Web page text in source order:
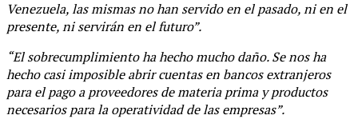
Venezuela, las mismas no han servido en el pasado, ni en el
presente, ni servirán en el futuro”.
“El sobrecumplimiento ha hecho mucho daño. Se nos ha
hecho casi imposible abrir cuentas en bancos extranjeros
para el pago a proveedores de materia prima y productos
necesarios para la operatividad de las empresas”.